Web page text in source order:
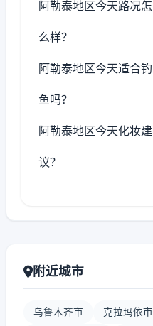
阿勒泰地区今天路况怎
么样？
阿勒泰地区今天适合钓
鱼吗？
阿勒泰地区今天化妆建
议？
附近城市
乌鲁木齐市 克拉玛依市